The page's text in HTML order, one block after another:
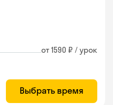
от 1590 ₽ / урок
Выбрать время